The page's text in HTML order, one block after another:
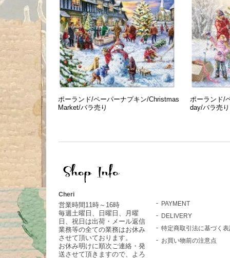
ポーランド/ペーパーナプキン/Christmas
Market/バラ売り
ポーランド/
day/バラ売り
Cheri
営業時間11時～16時
毎週土曜日、日曜日、月曜
日、祝日は出荷・メール返信
業務等の全ての業務はお休み
させて頂いております。
お休み明けに順次ご連絡・発
送させて頂きますので、よろ
PAYMENT
DELIVERY
特定商取引法に基づく
お買い物前の注意点